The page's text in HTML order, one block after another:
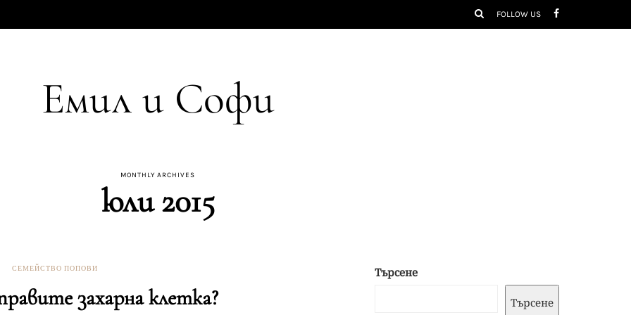
FOLLOW US
Емил и Софи
MONTHLY ARCHIVES
юли 2015
СЕМЕЙСТВО ПОПОВИ
захарна клетка?
Търсене
Търсене